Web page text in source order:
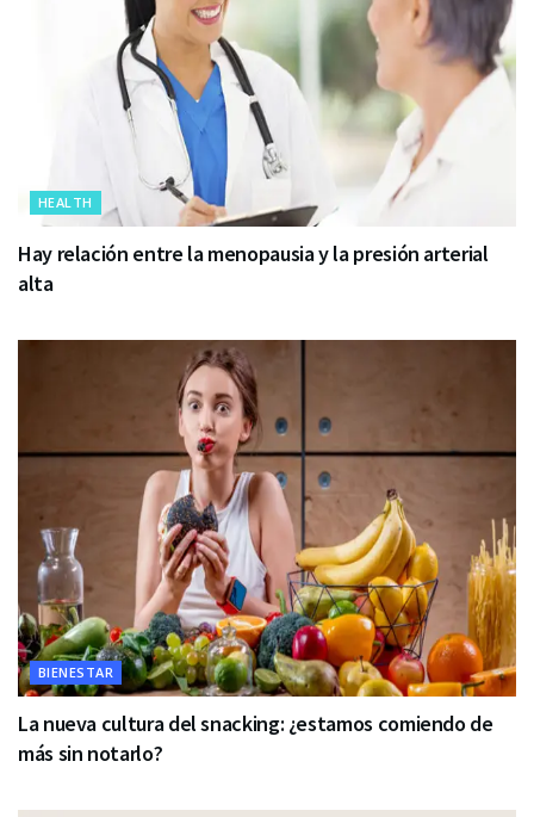
HEALTH
Hay relación entre la menopausia y la presión arterial
alta
BIENESTAR
La nueva cultura del snacking: ¿estamos comiendo de
más sin notarlo?